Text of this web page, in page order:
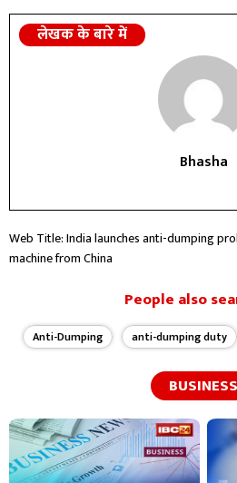
लेखक के बारे में
Bhasha
Web Title: India launches anti-dumping
machine from China
People also
Anti-Dumping anti-dumping duty
BUSINESS